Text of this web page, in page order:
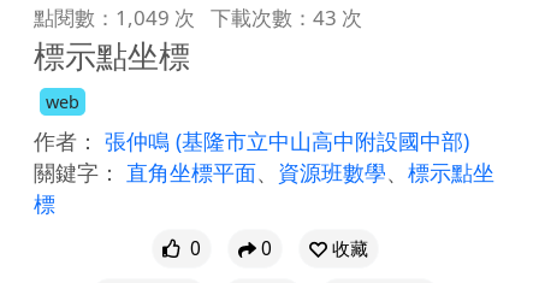
點閱數：1,049 次 下載次數：43 次
標示點坐標
web
作者： 張仲鳴 (基隆市立中山高中附設國中部)
關鍵字： 直角坐標平面、 資源班數學、 標示點坐
標
0 0
收藏